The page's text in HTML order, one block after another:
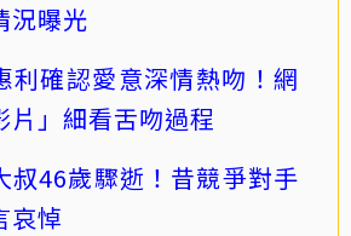
況曝光
利確認愛意深情熱吻！網
片」細看舌吻過程
叔46歲驟逝！昔競爭對手
哀悼